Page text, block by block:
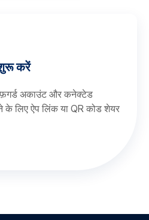
करें
अकाउंट और कनेक्टेड
के लिए ऐप लिंक या QR कोड शेयर